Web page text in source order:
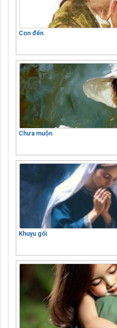
Con đến
Chưa muộn
Khuỵu gối